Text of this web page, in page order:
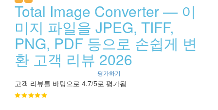
Total Image Converter — 이
미지 파일을 JPEG, TIFF,
PNG, PDF 등으로 손쉽게 변
환 고객 리뷰 2026
평가하기
고객 리뷰를 바탕으로 4.7/5로 평가됨